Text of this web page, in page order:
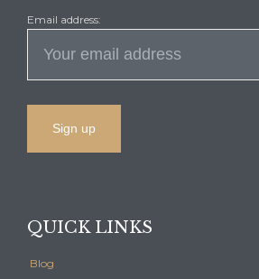
Email address:
QUICK LINKS
Blog